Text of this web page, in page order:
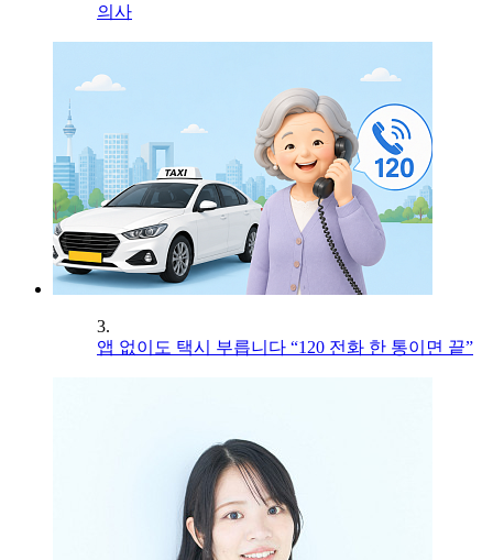
의사
3.
앱 없이도 택시 부릅니다 “120 전화 한 통이면 끝”